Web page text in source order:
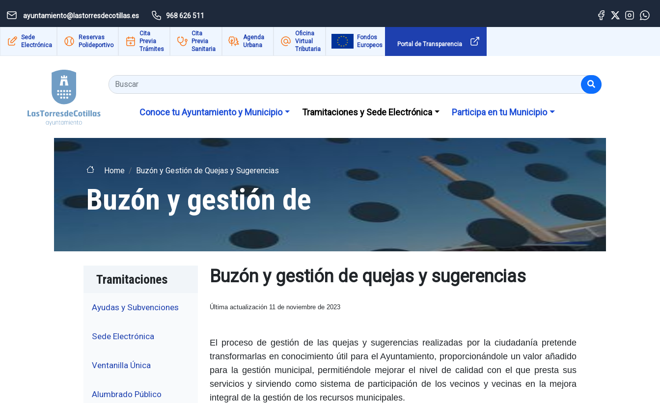
ayuntamiento@lastorresdecotillas.es 968 626 511
Sede
Electrónica
Reservas
Polideportivo
Cita
Previa
Trámites
Cita
Previa
Sanitaria
Agenda
Urbana
Oficina
Virtual
Tributaria
Fondos
Europeos
Portal de Transparencia
Buscar
Conoce tu Ayuntamiento y Municipio Tramitaciones y Sede Electrónica Participa en tu Municipio
Home Buzón y Gestión de Quejas y Sugerencias
Buzón y gestión de
Tramitaciones
Ayudas y Subvenciones
Sede Electrónica
Ventanilla Única
Alumbrado Público
Buzón y gestión de quejas y sugerencias
Última actualización 11 de noviembre de 2023
El proceso de gestión de las quejas y sugerencias realizadas por la ciudadanía pretende
transformarlas en conocimiento útil para el Ayuntamiento, proporcionándole un valor añadido
para la gestión municipal, permitiéndole mejorar el nivel de calidad con el que presta sus
servicios y sirviendo como sistema de participación de los vecinos y vecinas en la mejora
integral de la gestión de los recursos municipales.